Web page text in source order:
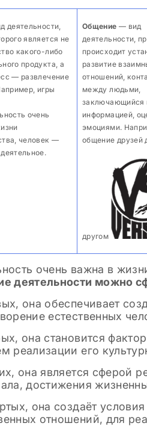
деятельности,
является не
какого-либо
продукта, а
— развлечение
игры
Общение — вид
деятельности,
происходит
развитие
отношений,
между людьми,
заключающийся
информацией,
эмоциями.
общение друзей
другом
очень важна в
деятельности можно
она обеспечивает
естественных
она становится
реализации его
она является сферой
достижения
она создаёт
отношений, для